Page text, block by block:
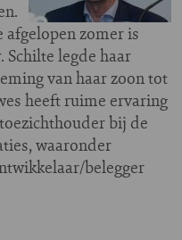
zomer is
legde haar
van haar zoon tot
heeft ruime ervaring
bij de
waaronder
belegger